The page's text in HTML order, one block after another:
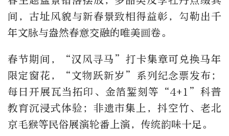
间，古址风貌与新春景致相得益彰，勾勒出千
年文脉与盎然春意交融的唯美画卷。
春节期间，“汉风寻马”打卡集章可兑换马年
限定窗花，“文物跃新岁”系列纪念票发布；
每日开展瓦当拓印、金箔錾刻等“4+1”科普
教育沉浸式体验；非遗市集上，抖空竹、老北
京毛猴等民俗展演轮番上演，传统韵味十足。